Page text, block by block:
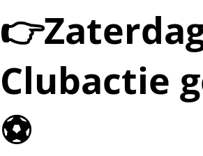
Clubactie
⚽️